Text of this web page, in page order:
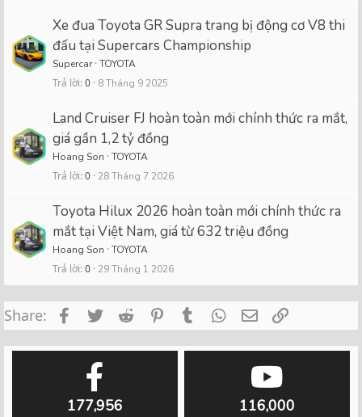
Xe đua Toyota GR Supra trang bị động cơ V8 thi
đấu tại Supercars Championship
Supercar TOYOTA
Trả lời 0 8 Tháng 9 2025
Land Cruiser FJ hoàn toàn mới chính thức ra mắt,
giá gần 1,2 tỷ đồng
Hoang Son TOYOTA
Trả lời 0 28 Tháng 7 2026
Toyota Hilux 2026 hoàn toàn mới chính thức ra
mắt tại Việt Nam, giá từ 632 triệu đồng
Hoang Son TOYOTA
Trả lời 0 29 Tháng 1 2026
Share: FacebookTwitterReddit PinterestTumblrWhatsApp
Email
177,956
116,000